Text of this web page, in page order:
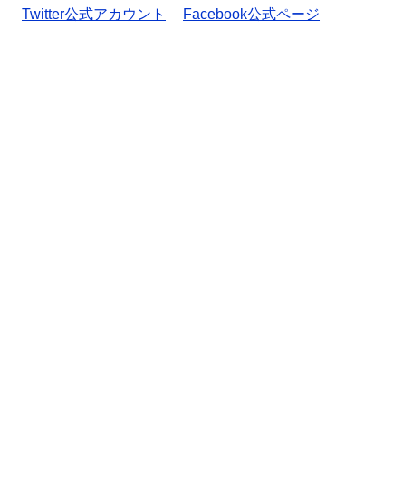
Twitter公式アカウント
Facebook公式ページ